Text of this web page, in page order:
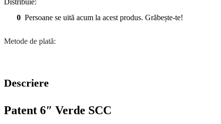
0 Persoane se uită acum la acest produs. Grăbește-te!
Metode de plată:
Descriere
Patent 6″ Verde SCC